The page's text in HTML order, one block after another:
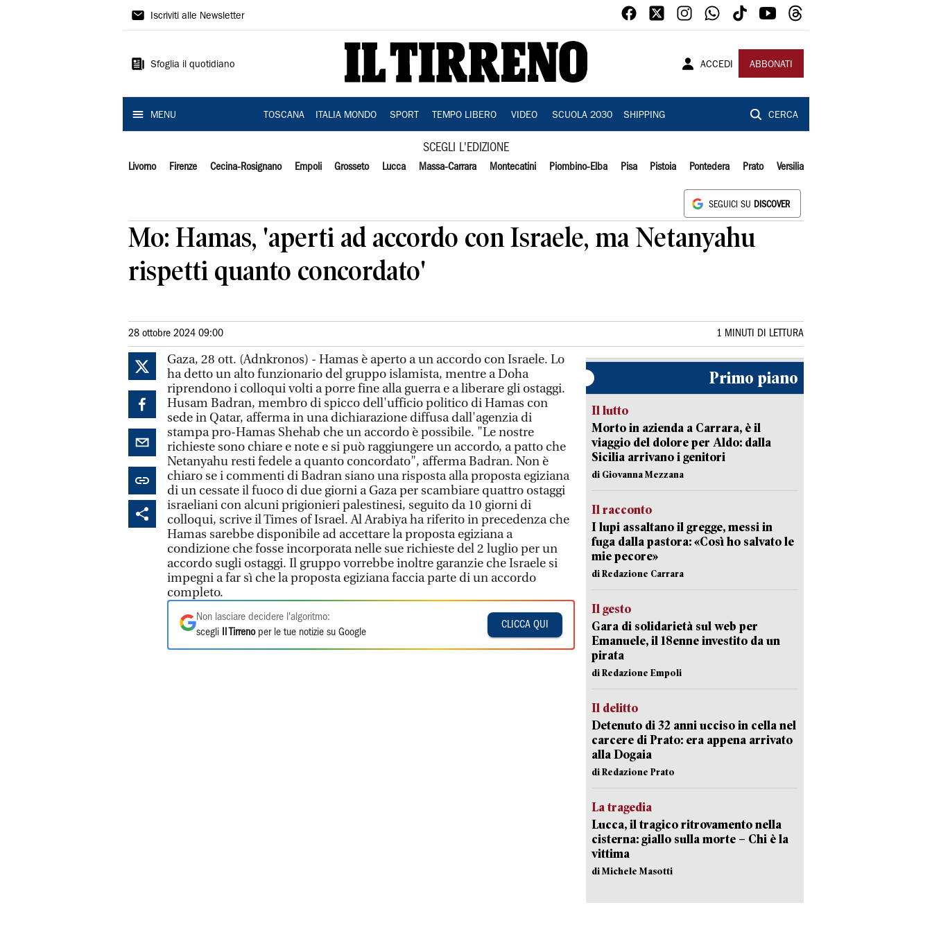
Il
Iscriviti alle Newsletter
Sfoglia il quotidiano ACCEDI ABBONATI
MENU TOSCANA ITALIA MONDO SPORT TEMPO LIBERO VIDEO SCUOLA 2030 SHIPPING CERCA
SCEGLI L'EDIZIONE
Livorno Firenze Cecina-Rosignano Empoli Grosseto Lucca Massa-Carrara Montecatini Piombino-Elba Pisa Pistoia Pontedera Prato Versilia
SEGUICI SU DISCOVER
Mo: Hamas, 'aperti ad accordo con Israele, ma Netanyahu
rispetti quanto concordato'
28 ottobre 2024 09:00 1 MINUTI DI LETTURA
Gaza, 28 ott. (Adnkronos) - Hamas è aperto a un accordo con Israele. Lo
ha detto un alto funzionario del gruppo islamista, mentre a Doha
riprendono i colloqui volti a porre fine alla guerra e a liberare gli ostaggi.
Husam Badran, membro di spicco dell'ufficio politico di Hamas con
sede in Qatar, afferma in una dichiarazione diffusa dall'agenzia di
stampa pro-Hamas Shehab che un accordo è possibile. "Le nostre
richieste sono chiare e note e si può raggiungere un accordo, a patto che
Netanyahu resti fedele a quanto concordato", afferma Badran. Non è
chiaro se i commenti di Badran siano una risposta alla proposta egiziana
di un cessate il fuoco di due giorni a Gaza per scambiare quattro ostaggi
israeliani con alcuni prigionieri palestinesi, seguito da 10 giorni di
colloqui, scrive il Times of Israel. Al Arabiya ha riferito in precedenza che
Hamas sarebbe disponibile ad accettare la proposta egiziana a
condizione che fosse incorporata nelle sue richieste del 2 luglio per un
accordo sugli ostaggi. Il gruppo vorrebbe inoltre garanzie che Israele si
impegni a far sì che la proposta egiziana faccia parte di un accordo
completo.
Non lasciare decidere l'algoritmo:
scegli
Il Tirrenoper le tue notizie su Google
CLICCA QUI
Primo piano
Il lutto
Morto in azienda a Carrara, è il
viaggio del dolore per Aldo: dalla
Sicilia arrivano i genitori
di Giovanna Mezzana
Il racconto
I lupi assaltano il gregge, messi in
fuga dalla pastora: «Così ho salvato le
mie pecore»
di Redazione Carrara
Il gesto
Gara di solidarietà sul web per
Emanuele, il 18enne investito da un
pirata
di Redazione Empoli
Il delitto
Detenuto di 32 anni ucciso in cella nel
carcere di Prato: era appena arrivato
alla Dogaia
di Redazione Prato
La tragedia
Lucca, il tragico ritrovamento nella
cisterna: giallo sulla morte – Chi è la
vittima
di Michele Masotti